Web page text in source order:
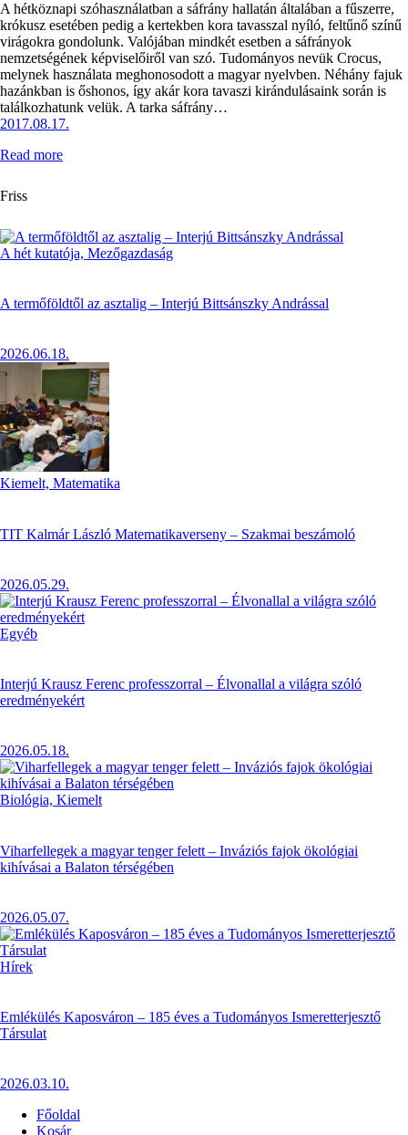
A hétköznapi szóhasználatban a sáfrány hallatán általában a fűszerre,
krókusz esetében pedig a kertekben kora tavasszal nyíló, feltűnő színű
virágokra gondolunk. Valójában mindkét esetben a sáfrányok
nemzetségének képviselőiről van szó. Tudományos nevük Crocus,
melynek használata meghonosodott a magyar nyelvben. Néhány fajuk
hazánkban is őshonos, így akár kora tavaszi kirándulásaink során is
találkozhatunk velük. A tarka sáfrány…
2017.08.17.
Read more
Friss
A hét kutatója, Mezőgazdaság
A termőföldtől az asztalig – Interjú Bittsánszky Andrással
2026.06.18.
Kiemelt, Matematika
TIT Kalmár László Matematikaverseny – Szakmai beszámoló
2026.05.29.
Egyéb
Interjú Krausz Ferenc professzorral – Élvonallal a világra szóló
eredményekért
2026.05.18.
Biológia, Kiemelt
Viharfellegek a magyar tenger felett – Inváziós fajok ökológiai
kihívásai a Balaton térségében
2026.05.07.
Hírek
Emlékülés Kaposváron – 185 éves a Tudományos Ismeretterjesztő
Társulat
2026.03.10.
Főoldal
Kosár